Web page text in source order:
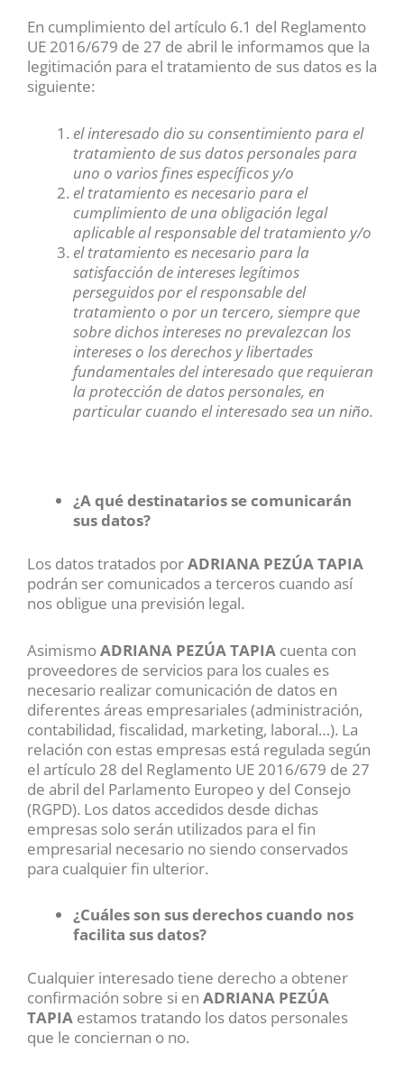
En cumplimiento del artículo 6.1 del Reglamento
UE 2016/679 de 27 de abril le informamos que la
legitimación para el tratamiento de sus datos es la
siguiente:
el interesado dio su consentimiento para el
tratamiento de sus datos personales para
uno o varios fines específicos y/o
el tratamiento es necesario para el
cumplimiento de una obligación legal
aplicable al responsable del tratamiento y/o
el tratamiento es necesario para la
satisfacción de intereses legítimos
perseguidos por el responsable del
tratamiento o por un tercero, siempre que
sobre dichos intereses no prevalezcan los
intereses o los derechos y libertades
fundamentales del interesado que requieran
la protección de datos personales, en
particular cuando el interesado sea un niño.
¿A qué destinatarios se comunicarán
sus datos?
Los datos tratados porADRIANA PEZÚA TAPIA
podrán ser comunicados a terceros cuando así
nos obligue una previsión legal.
AsimismoADRIANA PEZÚA TAPIA cuenta con
proveedores de servicios para los cuales es
necesario realizar comunicación de datos en
diferentes áreas empresariales (administración,
contabilidad, fiscalidad, marketing, laboral…). La
relación con estas empresas está regulada según
el artículo 28 del Reglamento UE 2016/679 de 27
de abril del Parlamento Europeo y del Consejo
(RGPD). Los datos accedidos desde dichas
empresas solo serán utilizados para el fin
empresarial necesario no siendo conservados
para cualquier fin ulterior.
¿Cuáles son sus derechos cuando nos
facilita sus datos?
Cualquier interesado tiene derecho a obtener
confirmación sobre si en ADRIANA PEZÚA
TAPIA estamos tratando los datos personales
que le conciernan o no.